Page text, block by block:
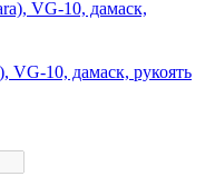
10, дамаск, рукоять